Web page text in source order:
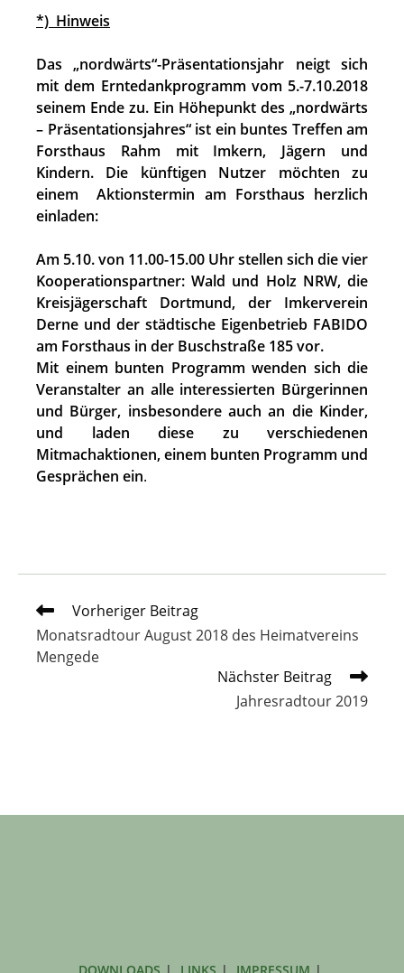
*) Hinweis
Das „nordwärts“-Präsentationsjahr neigt sich
mit dem Erntedankprogramm vom 5.-7.10.2018
seinem Ende zu. Ein Höhepunkt des „nordwärts
– Präsentationsjahres“ ist ein buntes Treffen am
Forsthaus Rahm mit Imkern, Jägern und
Kindern. Die künftigen Nutzer möchten zu
einem Aktionstermin am Forsthaus herzlich
einladen:
Am 5.10. von 11.00-15.00 Uhr stellen sich die vier
Kooperationspartner: Wald und Holz NRW, die
Kreisjägerschaft Dortmund, der Imkerverein
Derne und der städtische Eigenbetrieb FABIDO
am Forsthaus in der Buschstraße 185 vor.
Mit einem bunten Programm wenden sich die
Veranstalter an alle interessierten Bürgerinnen
und Bürger, insbesondere auch an die Kinder,
und laden diese zu verschiedenen
Mitmachaktionen, einem bunten Programm und
Gesprächen ein.
Weitere
Artikel
ansehen
Vorheriger Beitrag
Monatsradtour August 2018 des Heimatvereins
Mengede
Nächster Beitrag
Jahresradtour 2019